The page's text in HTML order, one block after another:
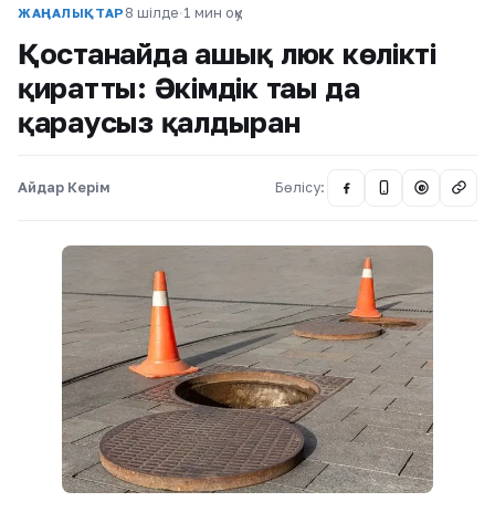
ЖАҢАЛЫҚТАР 8 шілде·1 мин оқу
Қостанайда ашық люк көлікті
қиратты: Әкімдік тағы да
қараусыз қалдырған
Айдар Керім Бөлісу: @